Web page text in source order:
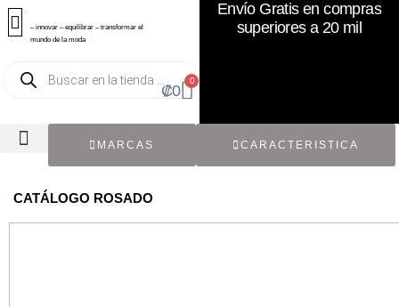
– innovar – equilibrar – transformar el
mundo de la moda
₡0
0
Envío Gratis en compras
superiores a 20 mil
MARCAS CARACTERISTICA
CATÁLOGO ROSADO